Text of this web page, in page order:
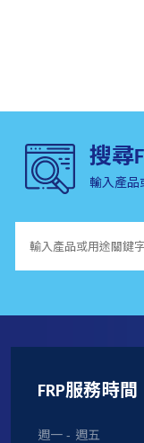
搜尋
輸入產品
FRP服務時間
週一 - 週五